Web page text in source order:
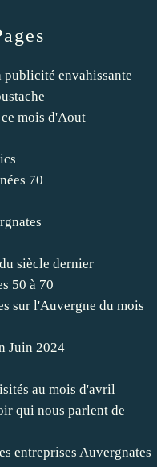
envahissante
mois d'Aout
70
siècle dernier
50 à 70
sur l'Auvergne du mois
Juin 2024
au mois d'avril
qui nous parlent de
entreprises Auvergnates